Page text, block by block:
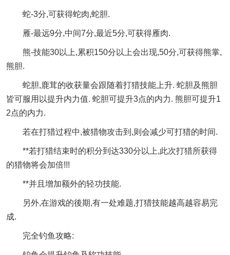
蛇-3分,可获得蛇肉,蛇胆.
雁-最远9分,中间7分,最近5分,可获得雁肉.
熊-技能30以上,累积150分以上会出现,50分,可获得熊掌,
熊胆.
蛇胆,鹿茸的收获量会跟随着打猎技能上升. 蛇胆及熊胆
皆可服用以提升内力值. 蛇胆可提升3点的内力. 熊胆可提升1
2点的内力.
若在打猎过程中,被猎物攻击到,则会减少可打猎的时间.
**若打猎结束时的积分到达330分以上,此次打猎所获得
的猎物将会加倍!!!
**并且增加额外的轻功技能.
另外,在游戏的後期,有一处难题,打猎技能越高越容易完
成.
完全钓鱼攻略: